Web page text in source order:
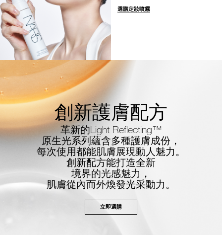
選購定妝噴霧
創新護膚配方
革新的Light Reflecting™
原生光系列蘊含多種護膚成份，
每次使用都能肌膚展現動人魅力。
創新配方能打造全新
境界的光感魅力，
肌膚從內而外煥發光采動力。
立即選購